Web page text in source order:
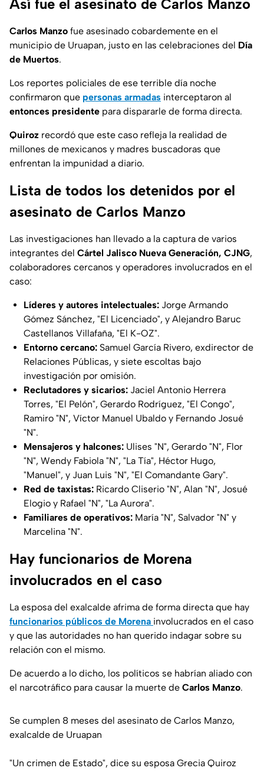
Así fue el asesinato de Carlos Manzo
Carlos Manzo fue asesinado cobardemente en el
municipio de Uruapan, justo en las celebraciones del Día
de Muertos.
Los reportes policiales de ese terrible día noche
confirmaron que personas armadas interceptaron al
entonces presidente para dispararle de forma directa.
Quiroz recordó que este caso refleja la realidad de
millones de mexicanos y madres buscadoras que
enfrentan la impunidad a diario.
Lista de todos los detenidos por el
asesinato de Carlos Manzo
Las investigaciones han llevado a la captura de varios
integrantes del Cártel Jalisco Nueva Generación, CJNG,
colaboradores cercanos y operadores involucrados en el
caso:
Líderes y autores intelectuales: Jorge Armando
Gómez Sánchez, "El Licenciado", y Alejandro Baruc
Castellanos Villafaña, "El K-OZ".
Entorno cercano: Samuel García Rivero, exdirector de
Relaciones Públicas, y siete escoltas bajo
investigación por omisión.
Reclutadores y sicarios: Jaciel Antonio Herrera
Torres, "El Pelón", Gerardo Rodríguez, "El Congo",
Ramiro "N", Víctor Manuel Ubaldo y Fernando Josué
"N".
Mensajeros y halcones: Ulises "N", Gerardo "N", Flor
"N", Wendy Fabiola "N", "La Tía", Héctor Hugo,
"Manuel", y Juan Luis "N", "El Comandante Gary".
Red de taxistas: Ricardo Cliserio "N", Alan "N", Josué
Elogio y Rafael "N", "La Aurora".
Familiares de operativos: María "N", Salvador "N" y
Marcelina "N".
Hay funcionarios de Morena
involucrados en el caso
La esposa del exalcalde afrima de forma directa que hay
funcionarios públicos de Morena involucrados en el caso
y que las autoridades no han querido indagar sobre su
relación con el mismo.
De acuerdo a lo dicho, los políticos se habrían aliado con
el narcotráfico para causar la muerte de Carlos Manzo.
Se cumplen 8 meses del asesinato de Carlos Manzo,
exalcalde de Uruapan
"Un crimen de Estado", dice su esposa Grecia Quiroz